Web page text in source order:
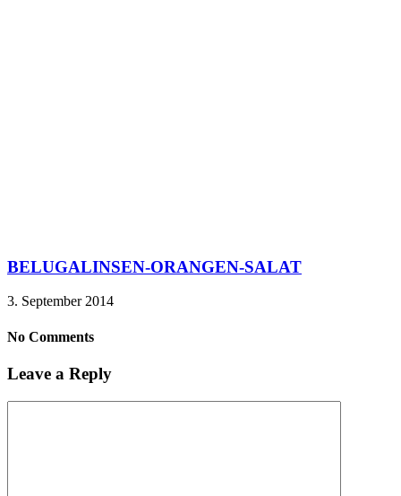
BELUGALINSEN-ORANGEN-SALAT
3. September 2014
No Comments
Leave a Reply